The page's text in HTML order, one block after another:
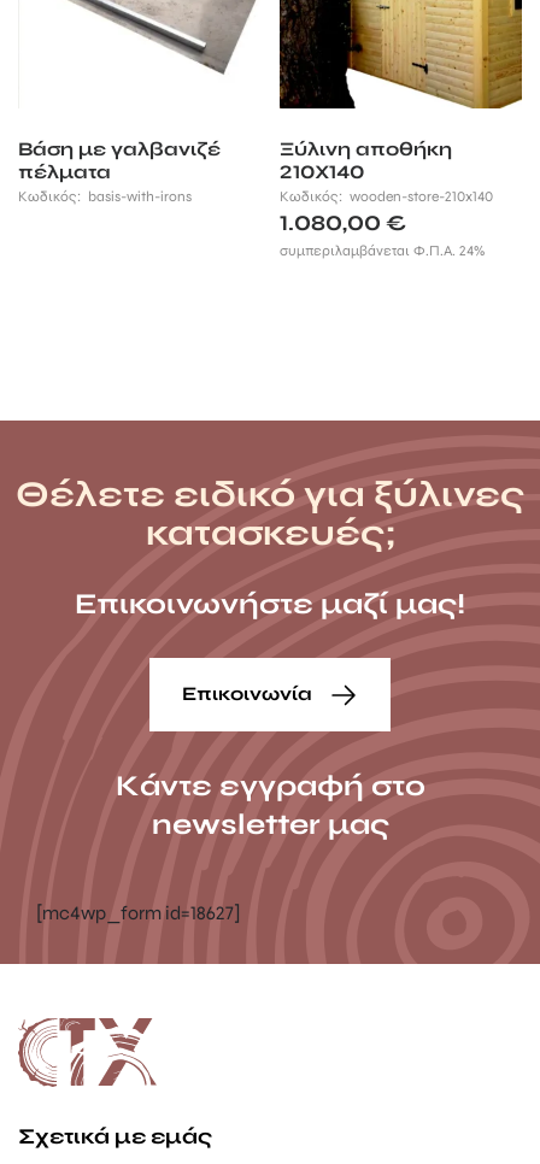
Βάση με γαλβανιζέ
πέλματα
Κωδικός: basis-with-irons
Ξύλινη αποθήκη
210Χ140
Κωδικός:wooden-store-210x140
1.080,00€
συμπεριλαμβάνεται Φ.Π.Α. 24%
Θέλετε ειδικό για ξύλινες
κατασκευές;
Επικοινωνήστε μαζί μας!
Επικοινωνία
Κάντε εγγραφή στο
newsletter μας
[mc4wp_form id=18627]
Σχετικά με εμάς